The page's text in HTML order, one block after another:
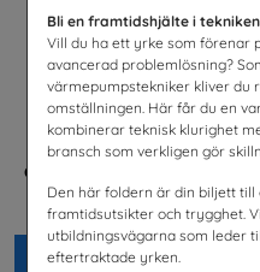
Bli en framtidshjälte i
Vill du ha ett yrke som förenar
avancerad problemlösning?
värmepumpstekniker kliver du
omställningen. Här får du en
kombinerar teknisk klurighet
bransch som verkligen gör
Den här foldern är din biljett
framtidsutsikter och trygghet.
utbildningsvägarna som leder
eftertraktade yrken.
Checklista för undervisning
om pornografi
Unizon
Beställ 0kr